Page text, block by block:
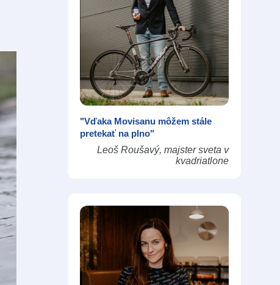
"Vďaka Movisanu môžem stále
pretekať na plno"
Leoš Roušavý, majster sveta v
kvadriatlone